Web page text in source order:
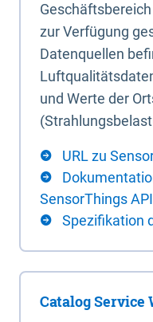
zur Verfügung
Datenquellen
und Werte der
URL zu
SensorThings API
Spezifikation
Catalog Service